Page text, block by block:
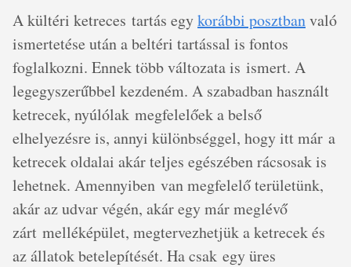
A kültéri ketreces tartás egykorábbi posztbanvaló
ismertetése után a beltéri tartással is fontos
foglalkozni. Ennek több változata is ismert. A
legegyszerűbbel kezdeném. A szabadban használt
ketrecek, nyúlólak megfelelőek a belső
elhelyezésre is, annyi különbséggel, hogy itt már a
ketrecek oldalai akár teljes egészében rácsosak is
lehetnek. Amennyiben van megfelelő területünk,
akár az udvar végén, akár egy már meglévő
zárt melléképület, megtervezhetjük a ketrecek és
az állatok betelepítését. Ha csak egy üres